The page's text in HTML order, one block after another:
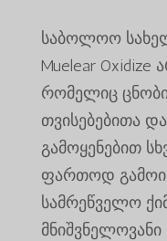
საბოლოო
Muelear Oxidize
რომელიც
თვისებებითა
გამოყენებით
ფართოდ
სამრეწველო